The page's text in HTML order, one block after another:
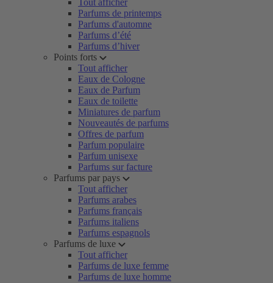
Tout afficher
Parfums de printemps
Parfums d'automne
Parfums d’été
Parfums d’hiver
Points forts
Tout afficher
Eaux de Cologne
Eaux de Parfum
Eaux de toilette
Miniatures de parfum
Nouveautés de parfums
Offres de parfum
Parfum populaire
Parfum unisexe
Parfums sur facture
Parfums par pays
Tout afficher
Parfums arabes
Parfums français
Parfums italiens
Parfums espagnols
Parfums de luxe
Tout afficher
Parfums de luxe femme
Parfums de luxe homme